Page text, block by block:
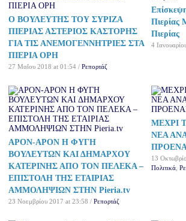
Ο ΒΟΥΛΕΥΤΗΣ ΤΟΥ ΣΥΡΙΖΑ
ΠΙΕΡΙΑΣ ΑΣΤΕΡΙΟΣ ΚΑΣΤΟΡΗΣ
ΓΙΑ ΤΙΣ ΑΝΕΜΟΓΕΝΝΗΤΡΙΕΣ ΣΤΑ
ΠΙΕΡΙΑ ΟΡΗ
27 Μαΐου 2018 at 01:54 / Ρεπορτάζ
Πιερίας
Πιερίας
4
ΑΡΟΝ-ΑΡΟΝ Η ΦΥΓΗ
ΒΟΥΛΕΥΤΩΝ ΚΑΙ ΔΗΜΑΡΧΟΥ
ΚΑΤΕΡΙΝΗΣ ΑΠΟ ΤΟΝ ΠΕΛΕΚΑ –
ΕΠΙΣΤΟΛΗ ΤΗΣ ΕΤΑΙΡΙΑΣ
ΑΜΜΟΛΗΨΙΩΝ ΣΤΗΝ Pieria.tv
23 Νοεμβρίου 2017 at 23:58 / Ρεπορτάζ
ΜΕΧΡΙ
ΝΕΑ
13
Πολιτικά